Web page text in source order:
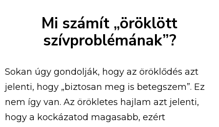
Mi számít „öröklött
szívproblémának”?
Sokan úgy gondolják, hogy az öröklődés azt
jelenti, hogy „biztosan meg is betegszem”. Ez
nem így van. Az örökletes hajlam azt jelenti,
hogy a kockázatod magasabb, ezért